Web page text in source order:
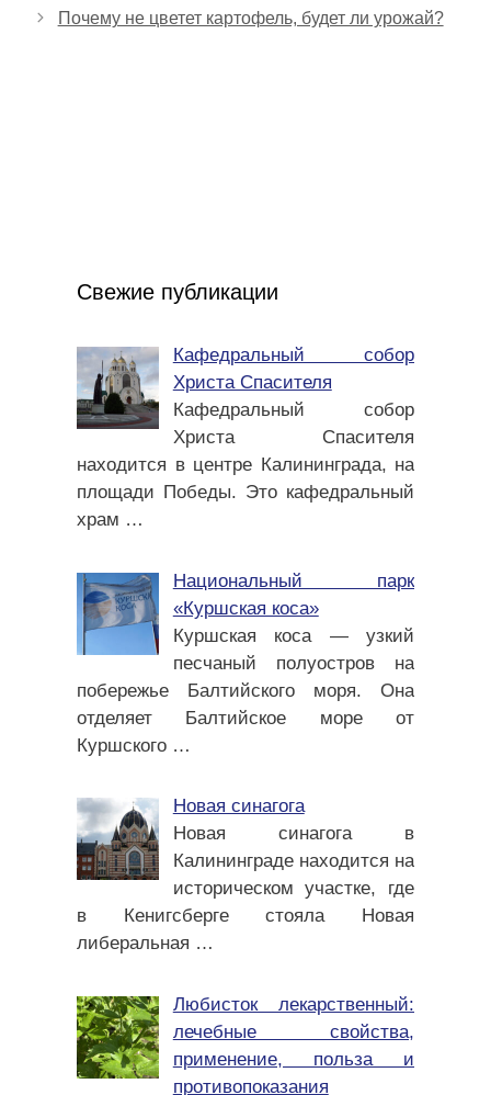
Почему не цветет картофель, будет ли урожай?
Свежие публикации
Кафедральный собор
Христа Спасителя
Кафедральный собор
Христа Спасителя
находится в центре Калининграда, на
площади Победы. Это кафедральный
храм …
Национальный парк
«Куршская коса»
Куршская коса — узкий
песчаный полуостров на
побережье Балтийского моря. Она
отделяет Балтийское море от
Куршского …
Новая синагога
Новая синагога в
Калининграде находится на
историческом участке, где
в Кенигсберге стояла Новая
либеральная …
Любисток лекарственный:
лечебные свойства,
применение, польза и
противопоказания